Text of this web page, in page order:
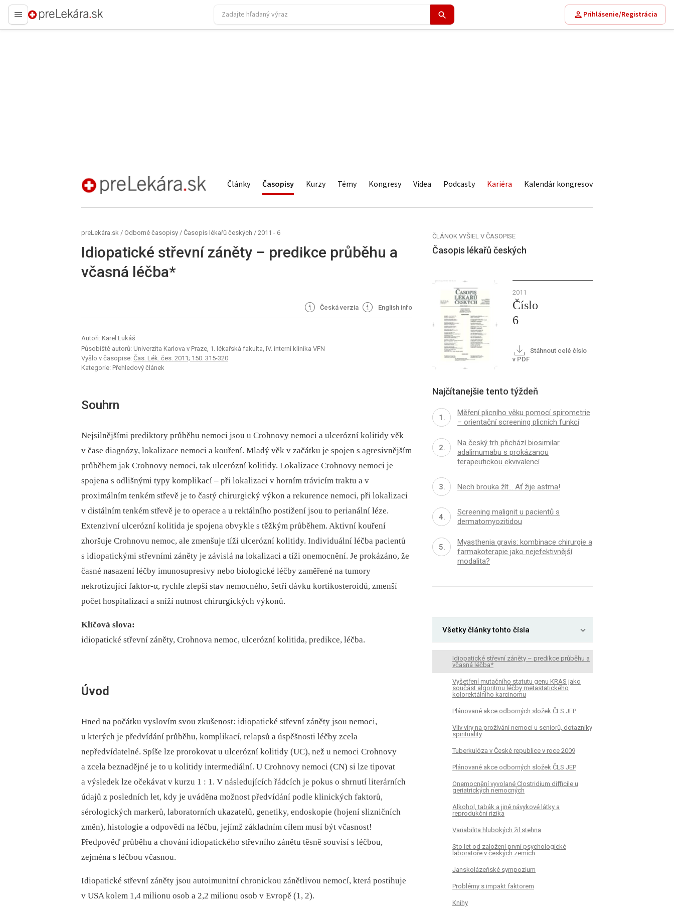
preLekára.sk
Prihlásenie/Registrácia
preLekára.sk Články Časopisy Kurzy Témy Kongresy Videa Podcasty Kariéra Kalendár kongresov
preLekára.sk / Odborné časopisy / Časopis lékařů českých / 2011 - 6
Idiopatické střevní záněty – predikce průběhu a
včasná léčba*
Česká verzia English info
Autoři: Karel Lukáš
Působiště autorů: Univerzita Karlova v Praze, 1. lékařská fakulta, IV. interní klinika VFN
Vyšlo v časopise: Čas. Lék. čes. 2011; 150: 315-320
Kategorie: Přehledový článek
Souhrn
Nejsilnějšími prediktory průběhu nemoci jsou u Crohnovy nemoci a ulcerózní kolitidy věk
v čase diagnózy, lokalizace nemoci a kouření. Mladý věk v začátku je spojen s agresivnějším
průběhem jak Crohnovy nemoci, tak ulcerózní kolitidy. Lokalizace Crohnovy nemoci je
spojena s odlišnými typy komplikací –⁠ při lokalizaci v horním trávicím traktu a v
proximálním tenkém střevě je to častý chirurgický výkon a rekurence nemoci, při lokalizaci
v distálním tenkém střevě je to operace a u rektálního postižení jsou to perianální léze.
Extenzivní ulcerózní kolitida je spojena obvykle s těžkým průběhem. Aktivní kouření
zhoršuje Crohnovu nemoc, ale zmenšuje tíži ulcerózní kolitidy. Individuální léčba pacientů
s idiopatickými střevními záněty je závislá na lokalizaci a tíži onemocnění. Je prokázáno, že
časné nasazení léčby imunosupresivy nebo biologické léčby zaměřené na tumory
nekrotizující faktor-α, rychle zlepší stav nemocného, šetří dávku kortikosteroidů, zmenší
počet hospitalizací a sníží nutnost chirurgických výkonů.
Klíčová slova:
idiopatické střevní záněty, Crohnova nemoc, ulcerózní kolitida, predikce, léčba.
Úvod
Hned na počátku vyslovím svou zkušenost: idiopatické střevní záněty jsou nemoci,
u kterých je předvídání průběhu, komplikací, relapsů a úspěšnosti léčby zcela
nepředvídatelné. Spíše lze prorokovat u ulcerózní kolitidy (UC), než u nemoci Crohnovy
a zcela beznadějné je to u kolitidy intermediální. U Crohnovy nemoci (CN) si lze tipovat
a výsledek lze očekávat v kurzu 1 : 1. V následujících řádcích je pokus o shrnutí literárních
údajů z posledních let, kdy je uváděna možnost předvídání podle klinických faktorů,
sérologických markerů, laboratorních ukazatelů, genetiky, endoskopie (hojení slizničních
změn), histologie a odpovědi na léčbu, jejímž základním cílem musí být včasnost!
Předpověď průběhu a chování idiopatického střevního zánětu těsně souvisí s léčbou,
zejména s léčbou včasnou.
Idiopatické střevní záněty jsou autoimunitní chronickou zánětlivou nemocí, která postihuje
v USA kolem 1,4 milionu osob a 2,2 milionu osob v Evropě (1, 2).
ČLÁNOK VYŠIEL V ČASOPISE
Časopis lékařů českých
2011
Číslo
6
Stáhnout celé číslo
v PDF
Najčítanejšie tento týždeň
Měření plicního věku pomocí spirometrie
– orientační screening plicních funkcí
Na český trh přichází biosimilar
adalimumabu s prokázanou
terapeutickou ekvivalencí
Nech brouka žít… Ať žije astma!
Screening malignit u pacientů s
dermatomyozitidou
Myasthenia gravis: kombinace chirurgie a
farmakoterapie jako nejefektivnější
modalita?
Všetky články tohto čísla
Idiopatické střevní záněty – predikce průběhu a
včasná léčba*
Vyšetření mutačního statutu genu KRAS jako
součást algoritmu léčby metastatického
kolorektálního karcinomu
Plánované akce odborných složek ČLS JEP
Vliv víry na prožívání nemoci u seniorů, dotazníky
spirituality
Tuberkulóza v České republice v roce 2009
Plánované akce odborných složek ČLS JEP
Onemocnění vyvolané Clostridium difficile u
geriatrických nemocných
Alkohol, tabák a jiné návykové látky a
reprodukční rizika
Variabilita hlubokých žil stehna
Sto let od založení první psychologické
laboratoře v českých zemích
Janskolázeňské sympozium
Problémy s impakt faktorem
Knihy